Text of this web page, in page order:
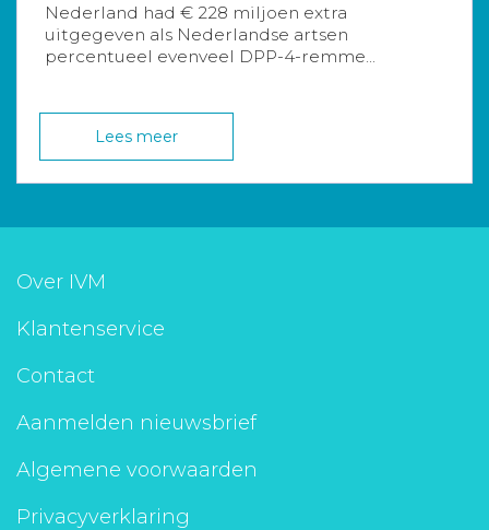
Nederland had € 228 miljoen extra
uitgegeven als Nederlandse artsen
percentueel evenveel DPP-4-remme...
Lees meer
Over IVM
Klantenservice
Contact
Aanmelden nieuwsbrief
Algemene voorwaarden
Privacyverklaring